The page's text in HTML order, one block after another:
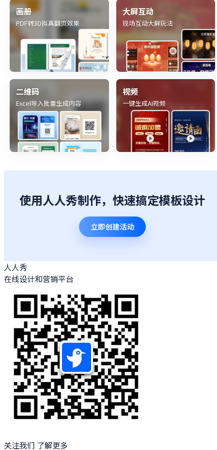
画册
PDF转3D拟真翻页效果
大屏互动
现场互动大屏玩法
二维码
Excel导入批量生成内容
视频
一键生成AI视频
使用人人秀制作，快速搞定模板设计
立即创建活动
人人秀
在线设计和营销平台
关注我们 了解更多